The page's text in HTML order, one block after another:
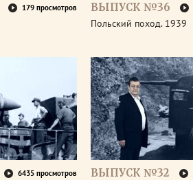
179 просмотров ВЫПУСК №36
Польский поход. 1939
6435 просмотров ВЫПУСК №32